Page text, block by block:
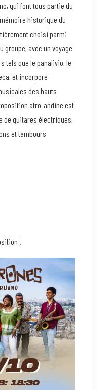
qui font tous partie du
historique du
choisi parmi
avec un voyage
tels que le panalivio, le
et incorpore
des hauts
afro-andine est
de guitares électriques,
et tambours
!